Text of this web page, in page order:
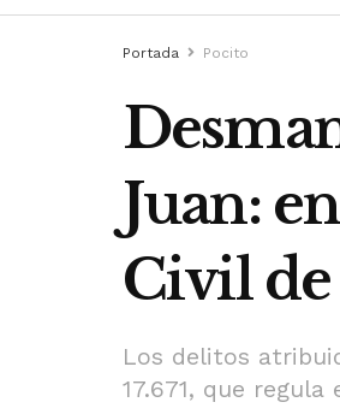
Portada Pocito
Juan:
Civil
Los delitos
17.671, que